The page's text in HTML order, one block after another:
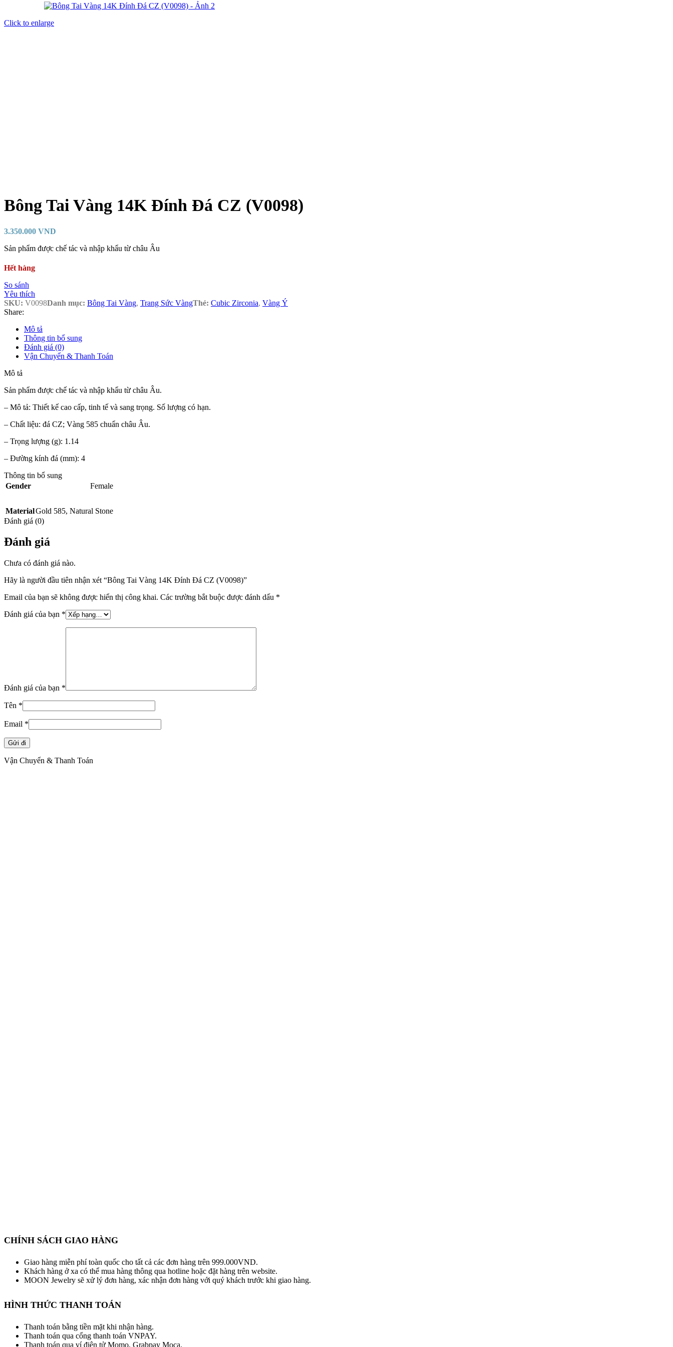
Click to enlarge
Bông Tai Vàng 14K Đính Đá CZ (V0098)
3.350.000 VND
Sản phẩm được chế tác và nhập khẩu từ châu Âu
Hết hàng
So sánh
Yêu thích
SKU: V0098Danh mục: Bông Tai Vàng, Trang Sức VàngThẻ: Cubic Zirconia, Vàng Ý
Share:
Mô tả
Thông tin bổ sung
Đánh giá (0)
Vận Chuyển & Thanh Toán
Mô tả
Sản phẩm được chế tác và nhập khẩu từ châu Âu.
– Mô tả: Thiết kế cao cấp, tinh tế và sang trọng. Số lượng có hạn.
– Chất liệu: đá CZ; Vàng 585 chuẩn châu Âu.
– Trọng lượng (g): 1.14
– Đường kính đá (mm): 4
Thông tin bổ sung
Gender
Female
MaterialGold 585, Natural Stone
Đánh giá (0)
Đánh giá
Chưa có đánh giá nào.
Hãy là người đầu tiên nhận xét “Bông Tai Vàng 14K Đính Đá CZ (V0098)”
Email của bạn sẽ không được hiển thị công khai. Các trường bắt buộc được đánh dấu *
Đánh giá của bạn *
Đánh giá của bạn *
Tên *
Email *
Vận Chuyển & Thanh Toán
CHÍNH SÁCH GIAO HÀNG
Giao hàng miễn phí toàn quốc cho tất cả các đơn hàng trên 999.000VND.
Khách hàng ở xa có thể mua hàng thông qua hotline hoặc đặt hàng trên website.
MOON Jewelry sẽ xử lý đơn hàng, xác nhận đơn hàng với quý khách trước khi giao hàng.
HÌNH THỨC THANH TOÁN
Thanh toán bằng tiền mặt khi nhận hàng.
Thanh toán qua cổng thanh toán VNPAY.
Thanh toán qua ví điện tử Momo, Grabpay Moca.